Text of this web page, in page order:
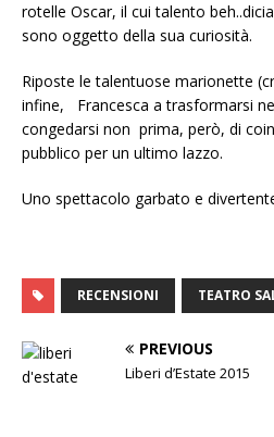
rotelle Oscar, il cui talento
sono oggetto della sua curiosità.
Riposte le talentuose marionette
infine, Francesca a trasformarsi
congedarsi non prima, però, di
pubblico per un ultimo lazzo.
Uno spettacolo garbato e
RECENSIONI TEATRO
PREVIOUS
Liberi d’Estate 2015